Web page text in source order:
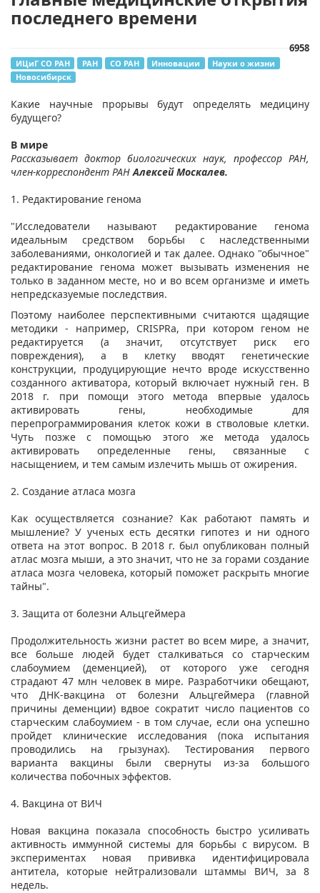
последнего времени
6958
ИЦиГ СО РАН РАН СО РАН Инновации
Науки о жизни
Новосибирск
Какие научные прорывы будут определять медицину
будущего?
В мире
Рассказывает доктор биологических наук, профессор РАН,
член-корреспондент РАНАлексей Москалев.
1. Редактирование генома
"Исследователи называют редактирование генома
идеальным средством борьбы с наследственными
заболеваниями, онкологией и так далее. Однако "обычное"
редактирование генома может вызывать изменения не
только в заданном месте, но и во всем организме и иметь
непредсказуемые последствия.
Поэтому наиболее перспективными считаются щадящие
методики - например, CRISPRа, при котором геном не
редактируется (а значит, отсутствует риск его
повреждения), а в клетку вводят генетические
конструкции, продуцирующие нечто вроде искусственно
созданного активатора, который включает нужный ген. В
2018 г. при помощи этого метода впервые удалось
активировать гены, необходимые для
перепрограммирования клеток кожи в стволовые клетки.
Чуть позже с помощью этого же метода удалось
активировать определенные гены, связанные с
насыщением, и тем самым излечить мышь от ожирения.
2. Создание атласа мозга
Как осуществляется сознание? Как работают память и
мышление? У ученых есть десятки гипотез и ни одного
ответа на этот вопрос. В 2018 г. был опубликован полный
атлас мозга мыши, а это значит, что не за горами создание
атласа мозга человека, который поможет раскрыть многие
тайны".
3. Защита от болезни Альцгеймера
Продолжительность жизни растет во всем мире, а значит,
все больше людей будет сталкиваться со старческим
слабоумием (деменцией), от которого уже сегодня
страдают 47 млн человек в мире. Разработчики обещают,
что ДНК-вакцина от болезни Альцгеймера (главной
причины деменции) вдвое сократит число пациентов со
старческим слабоумием - в том случае, если она успешно
пройдет клинические исследования (пока испытания
проводились на грызунах). Тестирования первого
варианта вакцины были свернуты из-за большого
количества побочных эффектов.
4. Вакцина от ВИЧ
Новая вакцина показала способность быстро усиливать
активность иммунной системы для борьбы с вирусом. В
экспериментах новая прививка идентифицировала
антитела, которые нейтрализовали штаммы ВИЧ, за 8
недель.